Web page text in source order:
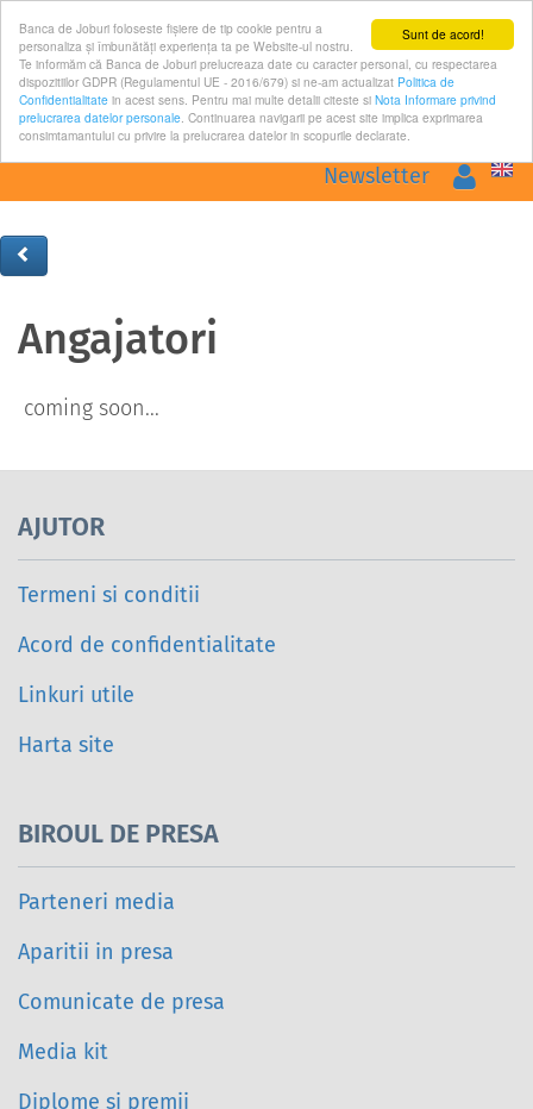
Sunt de acord!
Banca de Joburi foloseste fişiere de tip cookie pentru a
personaliza și îmbunătăți experiența ta pe Website-ul nostru.
Te informăm că Banca de Joburi prelucreaza date cu caracter personal, cu respectarea
dispozitiilor GDPR (Regulamentul UE - 2016/679) si ne-am actualizat Politica de
Confidentialitate in acest sens. Pentru mai multe detalii citeste si Nota Informare privind
prelucrarea datelor personale. Continuarea navigarii pe acest site implica exprimarea
consimtamantului cu privire la prelucrarea datelor in scopurile declarate.
Toggle
Newsletter
Angajatori
coming soon...
AJUTOR
Termeni si conditii
Acord de confidentialitate
Linkuri utile
Harta site
BIROUL DE PRESA
Parteneri media
Aparitii in presa
Comunicate de presa
Media kit
Diplome si premii